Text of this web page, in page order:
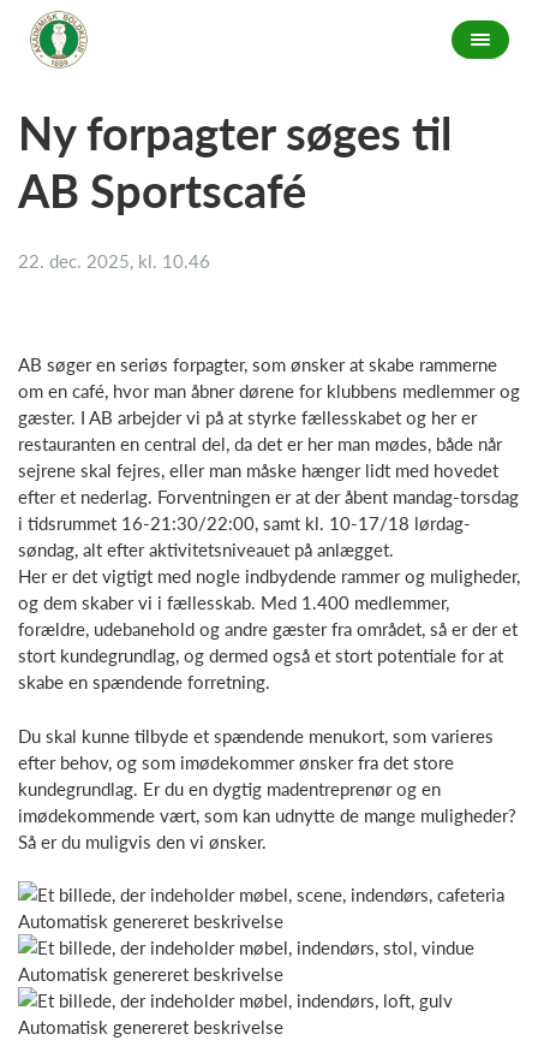
Ny forpagter søges til
AB Sportscafé
22. dec. 2025, kl. 10.46
AB søger en seriøs forpagter, som ønsker at skabe rammerne
om en café, hvor man åbner dørene for klubbens medlemmer og
gæster. I AB arbejder vi på at styrke fællesskabet og her er
restauranten en central del, da det er her man mødes, både når
sejrene skal fejres, eller man måske hænger lidt med hovedet
efter et nederlag. Forventningen er at der åbent mandag-torsdag
i tidsrummet 16-21:30/22:00, samt kl. 10-17/18 lørdag-
søndag, alt efter aktivitetsniveauet på anlægget.
Her er det vigtigt med nogle indbydende rammer og muligheder,
og dem skaber vi i fællesskab. Med 1.400 medlemmer,
forældre, udebanehold og andre gæster fra området, så er der et
stort kundegrundlag, og dermed også et stort potentiale for at
skabe en spændende forretning.
Du skal kunne tilbyde et spændende menukort, som varieres
efter behov, og som imødekommer ønsker fra det store
kundegrundlag. Er du en dygtig madentreprenør og en
imødekommende vært, som kan udnytte de mange muligheder?
Så er du muligvis den vi ønsker.